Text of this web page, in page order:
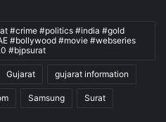
#crime #politics #india #gold
#bollywood #movie #webseries
#bjpsurat
Gujarat gujarat information
Samsung Surat